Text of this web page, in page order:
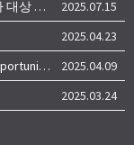
과총-한국은행 주관 이공계 분야 석·박사 학위자 대상 서베이
2025.07.15
2025.04.23
i-Drone 2025, Deadline Extended & Exclusive Opportunity to Travel to Korea!
2025.04.09
2025.03.24